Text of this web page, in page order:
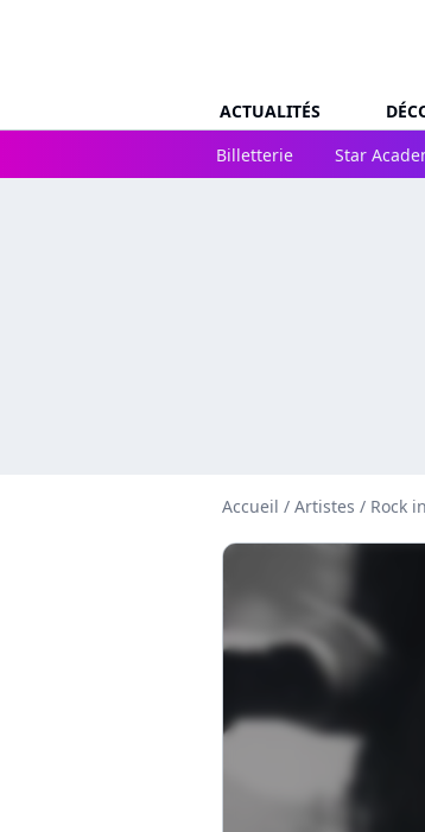
ACTUALITÉS
Billetterie
Star
Accueil / Artistes / Rock